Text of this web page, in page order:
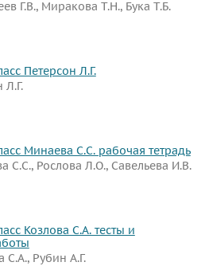
Г.В., Миракова Т.Н., Бука Т.Б.
Петерсон Л.Г.
Л.Г.
Минаева С.С. рабочая тетрадь
С.С., Рослова Л.О., Савельева И.В.
Козлова С.А. тесты и
С.А., Рубин А.Г.